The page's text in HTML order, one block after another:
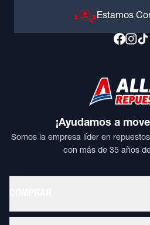
Estamos
¡Ayudamos a
Somos la empresa líder en
con más de 35 años